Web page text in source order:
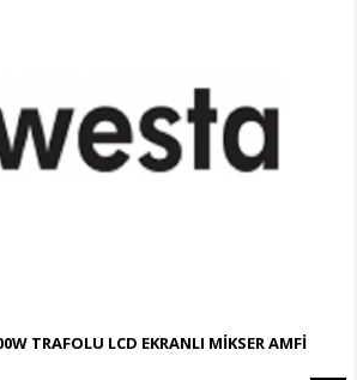
TRAFOLU LCD EKRANLI MİKSER AMFİ